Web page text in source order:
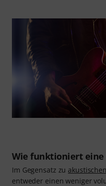
Wie funktioniert eine
Im Gegensatz zu
entweder einen weniger